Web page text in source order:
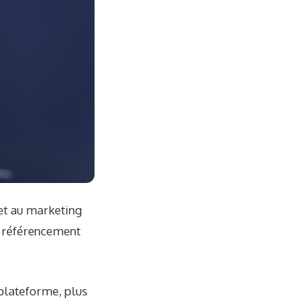
au marketing
plus